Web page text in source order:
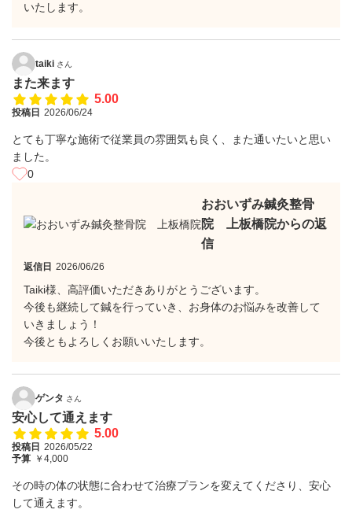
いたします。
taiki さん
また来ます
5.00
投稿日 2026/06/24
とても丁寧な施術で従業員の雰囲気も良く、また通いたいと思い
ました。
0
おおいずみ鍼灸整骨
院 上板橋院からの返
信
返信日 2026/06/26
Taiki様、高評価いただきありがとうございます。
今後も継続して鍼を行っていき、お身体のお悩みを改善して
いきましょう！
今後ともよろしくお願いいたします。
ゲンタ さん
安心して通えます
5.00
投稿日 2026/05/22
予算 ￥4,000
その時の体の状態に合わせて治療プランを変えてくださり、安心
して通えます。